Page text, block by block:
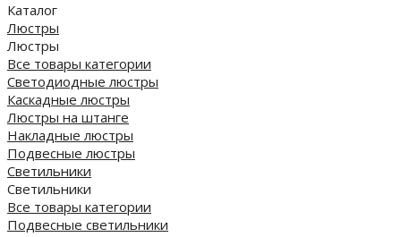
Каталог
Люстры
Люстры
Все товары категории
Светодиодные люстры
Каскадные люстры
Люстры на штанге
Накладные люстры
Подвесные люстры
Светильники
Светильники
Все товары категории
Подвесные светильники